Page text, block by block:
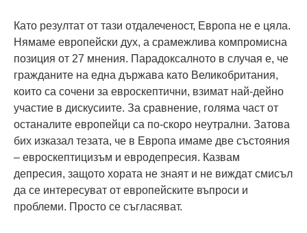
Като резултат от тази отдалеченост, Европа не е цяла.
Нямаме европейски дух, а срамежлива компромисна
позиция от 27 мнения. Парадоксалното в случая е, че
гражданите на една държава като Великобритания,
които са сочени за евроскептични, взимат най-дейно
участие в дискусиите. За сравнение, голяма част от
останалите европейци са по-скоро неутрални. Затова
бих изказал тезата, че в Европа имаме две състояния
– евроскептицизъм и евродепресия. Казвам
депресия, защото хората не знаят и не виждат смисъл
да се интересуват от европейските въпроси и
проблеми. Просто се съгласяват.